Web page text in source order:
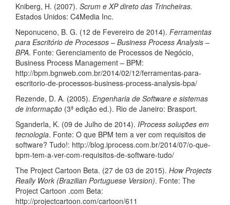
Kniberg, H. (2007). Scrum e XP direto das Trincheiras.
Estados Unidos: C4Media Inc.
Neponuceno, B. G. (12 de Fevereiro de 2014). Ferramentas
para Escritório de Processos – Business Process Analysis –
BPA. Fonte: Gerenciamento de Processos de Negócio,
Business Process Management – BPM:
http://bpm.bgnweb.com.br/2014/02/12/ferramentas-para-
escritorio-de-processos-business-process-analysis-bpa/
Rezende, D. A. (2005). Engenharia de Software e sistemas
de informação (3ª edição ed.). Rio de Janeiro: Brasport.
Sganderla, K. (09 de Julho de 2014). IProcess soluções em
tecnologia. Fonte: O que BPM tem a ver com requisitos de
software? Tudo!: http://blog.iprocess.com.br/2014/07/o-que-
bpm-tem-a-ver-com-requisitos-de-software-tudo/
The Project Cartoon Beta. (27 de 03 de 2015). How Projects
Really Work (Brazilian Portuguese Version). Fonte: The
Project Cartoon .com Beta:
http://projectcartoon.com/cartoon/611